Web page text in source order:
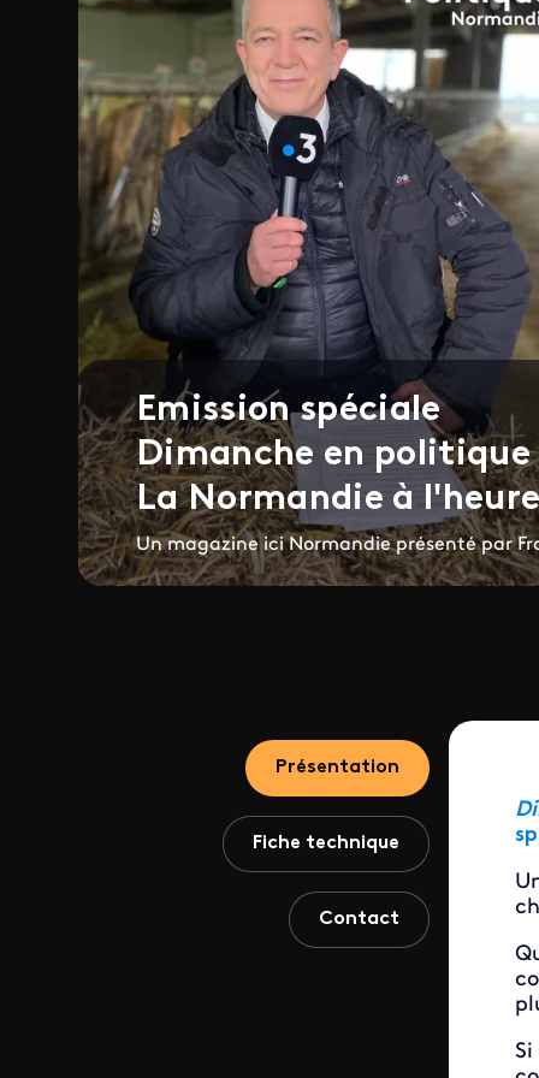
Emission spéciale
Dimanche en politique
La Normandie à
Un magazine ici Normandie présenté par
Présentation
Fiche technique
Contact